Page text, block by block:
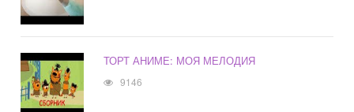
ТОРТ АНИМЕ: МОЯ МЕЛОДИЯ
9146